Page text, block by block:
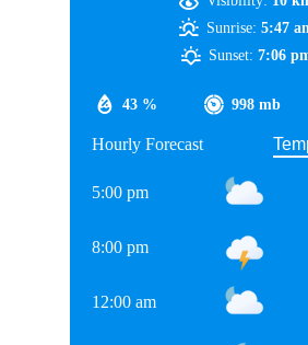
रवींद्र जडेजा जल्द ही टेस्ट फॉर्मेट की
जगह रवि बिश्नोई को टीम में डेब्यू का मौका दिया
साउथ अफ्रीका के खिलाफ भारत
43 % 998 mb
Sunrise: 5:47
Sunset: 7:06
Hourly Forecast
5:00 pm
8:00 pm
12:00 am